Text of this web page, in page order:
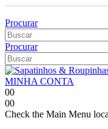
Procurar
Procurar
MINHA CONTA
00
00
Check the Main Menu